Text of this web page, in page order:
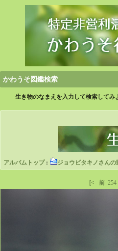
かわうそ図鑑検索
生き物のなまえを入力して検索して
アルバムトップ: ジョウビタキノさんの
[< 前 254